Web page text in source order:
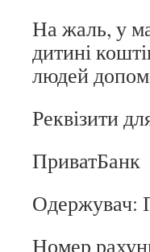
На жаль, у
дитині
людей
Реквізити
ПриватБанк
Одержувач:
Номер